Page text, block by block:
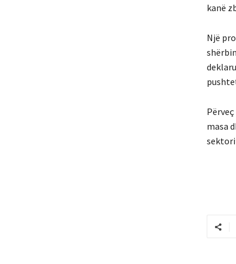
kanë
Një
masa